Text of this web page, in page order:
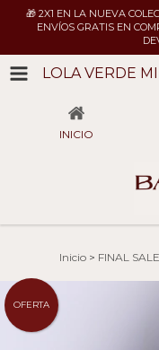
🎁 2X1 EN LA NUEVA
ENVÍOS GRATIS EN
LOLA VERDE
INICIO
Inicio > FINAL
OFERTA